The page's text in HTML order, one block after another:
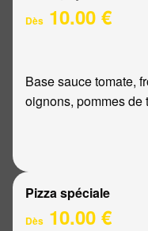
Dès 10.00 €
Base sauce tomate,
oignons, pommes de
Pizza spéciale
Dès 10.00 €